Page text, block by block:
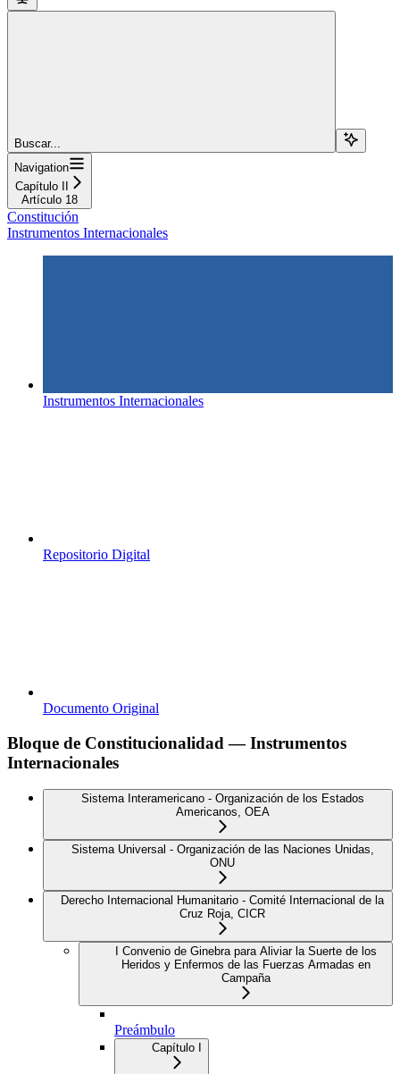
Buscar...
Navigation
Capítulo II
Artículo 18
Constitución
Instrumentos Internacionales
Instrumentos Internacionales
Repositorio Digital
Documento Original
Bloque de Constitucionalidad — Instrumentos
Internacionales
Sistema Interamericano - Organización de los Estados
Americanos, OEA
Sistema Universal - Organización de las Naciones Unidas,
ONU
Derecho Internacional Humanitario - Comité Internacional de la
Cruz Roja, CICR
I Convenio de Ginebra para Aliviar la Suerte de los
Heridos y Enfermos de las Fuerzas Armadas en
Campaña
Preámbulo
Capítulo I